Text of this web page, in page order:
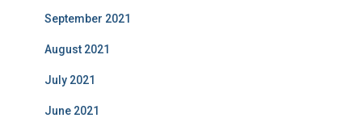
September 2021
August 2021
July 2021
June 2021